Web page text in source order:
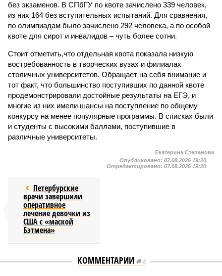
без экзаменов. В СПбГУ по квоте зачислено 339 человек,
из них 164 без вступительных испытаний. Для сравнения,
по олимпиадам было зачислено 292 человека, а по особой
квоте для сирот и инвалидов – чуть более сотни.
Стоит отметить,что отдельная квота показала низкую
востребованность в творческих вузах и филиалах
столичных университетов. Обращает на себя внимание и
тот факт, что большинство поступивших по данной квоте
продемонстрировали достойные результаты на ЕГЭ, и
многие из них имели шансы на поступление по общему
конкурсу на менее популярные программы. В списках были
и студенты с высокими баллами, поступившие в
различные университеты.
Екатерина Степанова
Опубликовано: 07.08.2026 19:20
Отредактировано: 07.08.2026 19:20
Петербурские
врачи завершили
оперативное
лечение девочки из
США с «маской
Бэтмена»
КОММЕНТАРИИ 0